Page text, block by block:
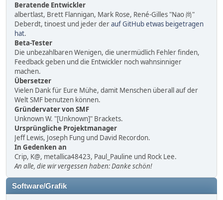
Beratende Entwickler
albertlast, Brett Flannigan, Mark Rose, René-Gilles "Nao 尚"
Deberdt, tinoest und jeder derauf GitHub etwas beigetragen
hat.
Beta-Tester
Die unbezahlbaren Wenigen, die unermüdlich Fehler finden,
Feedback geben und die Entwickler noch wahnsinniger
machen.
Übersetzer
Vielen Dank für Eure Mühe, damit Menschen überall auf der
Welt SMF benutzen können.
Gründervater von SMF
Unknown W. "[Unknown]" Brackets.
Ursprüngliche Projektmanager
Jeff Lewis, Joseph Fung und David Recordon.
In Gedenken an
Crip, K@, metallica48423, Paul_Pauline und Rock Lee.
An alle, die wir vergessen haben: Danke schön!
Software/Grafik